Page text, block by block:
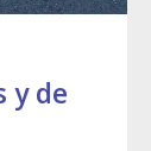
y de